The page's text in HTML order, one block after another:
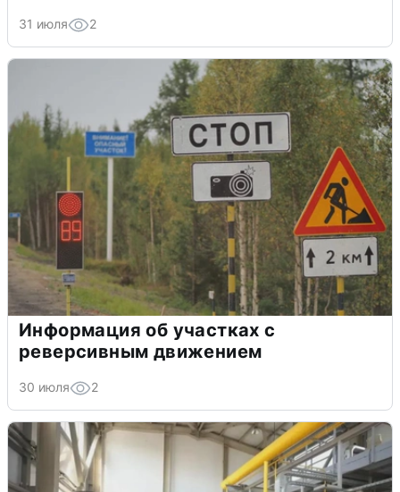
31 июля 2
Информация об участках с
реверсивным движением
30 июля 2